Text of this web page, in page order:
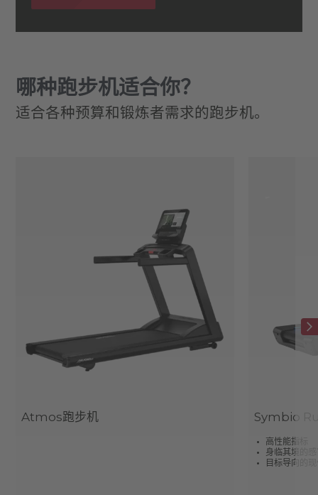
哪种跑步机适合你？
适合各种预算和锻炼者需求的跑步机。
Atmos跑步机 Symbio
高性能指标
身临其境的
目标导向的